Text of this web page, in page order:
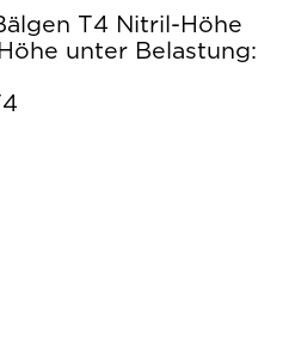
T4 Nitril-Höhe
unter Belastung: